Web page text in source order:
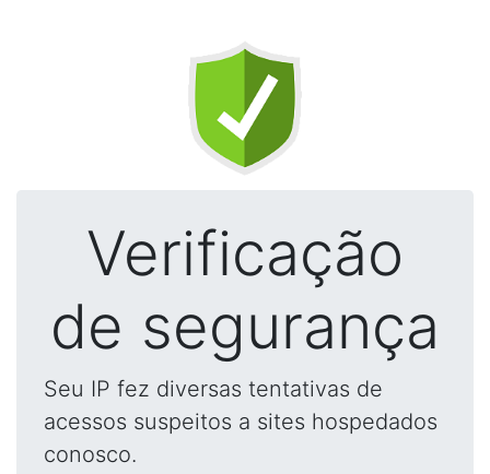
Verificação
de segurança
Seu IP fez diversas tentativas de
acessos suspeitos a sites hospedados
conosco.